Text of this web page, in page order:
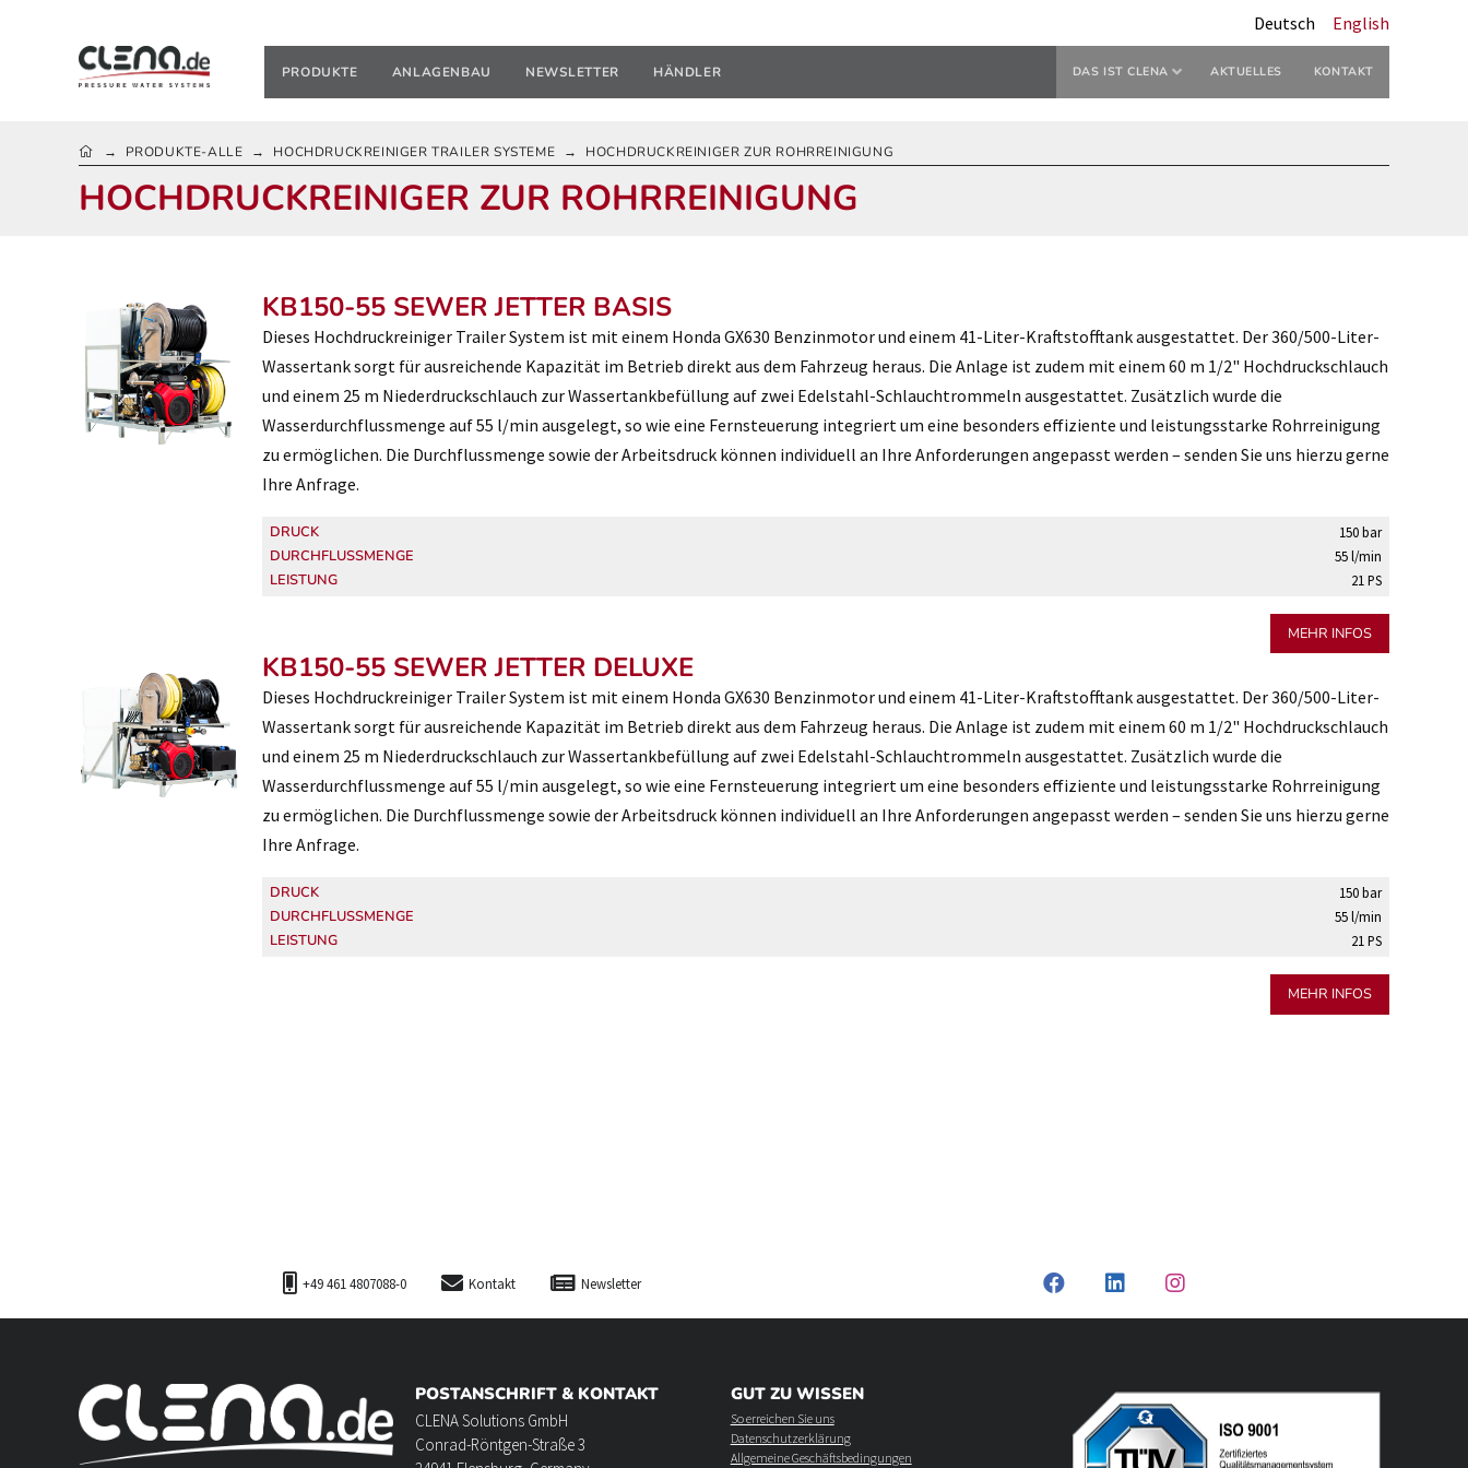
PRODUKTE ANLAGENBAU NEWSLETTER HÄNDLER DAS IST CLENA AKTUELLES KONTAKT
Deutsch English
HOME
→ PRODUKTE-ALLE → HOCHDRUCKREINIGER TRAILER SYSTEME → HOCHDRUCKREINIGER ZUR ROHRREINIGUNG
HOCHDRUCKREINIGER ZUR ROHRREINIGUNG
KB150-55 SEWER JETTER BASIS
Dieses Hochdruckreiniger Trailer System ist mit einem Honda GX630 Benzinmotor und einem 41-Liter-Kraftstofftank ausgestattet. Der 360/500-Liter-
Wassertank sorgt für ausreichende Kapazität im Betrieb direkt aus dem Fahrzeug heraus. Die Anlage ist zudem mit einem 60 m 1/2" Hochdruckschlauch
und einem 25 m Niederdruckschlauch zur Wassertankbefüllung auf zwei Edelstahl-Schlauchtrommeln ausgestattet. Zusätzlich wurde die
Wasserdurchflussmenge auf 55 l/min ausgelegt, so wie eine Fernsteuerung integriert um eine besonders effiziente und leistungsstarke Rohrreinigung
zu ermöglichen. Die Durchflussmenge sowie der Arbeitsdruck können individuell an Ihre Anforderungen angepasst werden – senden Sie uns hierzu gerne
Ihre Anfrage.
DRUCK 150 bar
DURCHFLUSSMENGE 55 l/min
LEISTUNG 21 PS
MEHR INFOS
KB150-55 SEWER JETTER DELUXE
Dieses Hochdruckreiniger Trailer System ist mit einem Honda GX630 Benzinmotor und einem 41-Liter-Kraftstofftank ausgestattet. Der 360/500-Liter-
Wassertank sorgt für ausreichende Kapazität im Betrieb direkt aus dem Fahrzeug heraus. Die Anlage ist zudem mit einem 60 m 1/2" Hochdruckschlauch
und einem 25 m Niederdruckschlauch zur Wassertankbefüllung auf zwei Edelstahl-Schlauchtrommeln ausgestattet. Zusätzlich wurde die
Wasserdurchflussmenge auf 55 l/min ausgelegt, so wie eine Fernsteuerung integriert um eine besonders effiziente und leistungsstarke Rohrreinigung
zu ermöglichen. Die Durchflussmenge sowie der Arbeitsdruck können individuell an Ihre Anforderungen angepasst werden – senden Sie uns hierzu gerne
Ihre Anfrage.
DRUCK 150 bar
DURCHFLUSSMENGE 55 l/min
LEISTUNG 21 PS
MEHR INFOS
+49 461 4807088-0 Kontakt Newsletter
POSTANSCHRIFT & KONTAKT
CLENA Solutions GmbH
Conrad-Röntgen-Straße 3
GUT ZU WISSEN
So erreichen Sie uns
Datenschutzerklärung
Allgemeine Geschäftsbedingungen